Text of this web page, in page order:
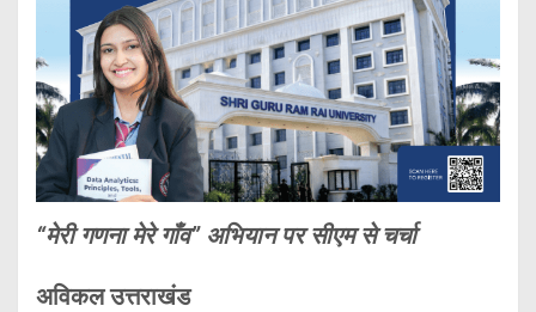
“मेरी गणना मेरे गाँव” अभियान पर सीएम से चर्चा
अविकल उत्तराखंड